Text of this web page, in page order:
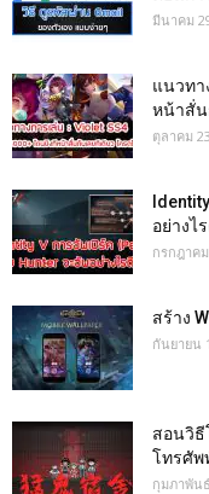
มีนาคม
แนวทา
หน้าสั่น
ตุลาคม
อย่างไ
กรกฎาค
สร้าง
กันยายน
สอนวิธี
โทรศัพ
กุมภาพัน